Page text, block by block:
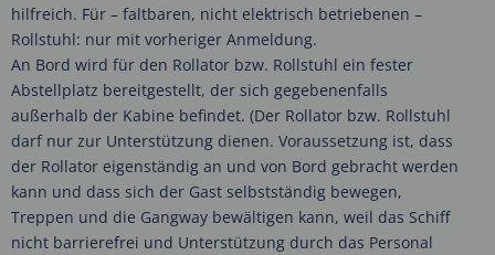
hilfreich. Für – faltbaren, nicht elektrisch betriebenen –
Rollstuhl: nur mit vorheriger Anmeldung.
An Bord wird für den Rollator bzw. Rollstuhl ein fester
Abstellplatz bereitgestellt, der sich gegebenenfalls
außerhalb der Kabine befindet. (Der Rollator bzw. Rollstuhl
darf nur zur Unterstützung dienen. Voraussetzung ist, dass
der Rollator eigenständig an und von Bord gebracht werden
kann und dass sich der Gast selbstständig bewegen,
Treppen und die Gangway bewältigen kann, weil das Schiff
nicht barrierefrei und Unterstützung durch das Personal